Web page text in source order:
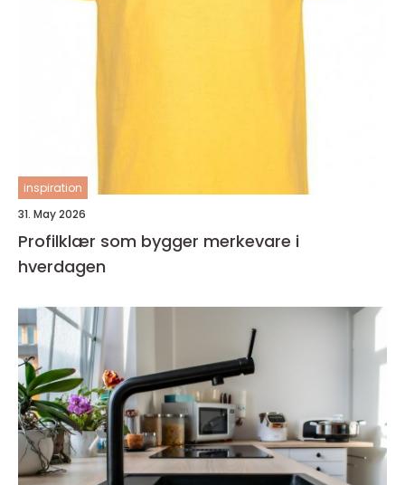
inspiration
31. May 2026
Profilklær som bygger merkevare i
hverdagen